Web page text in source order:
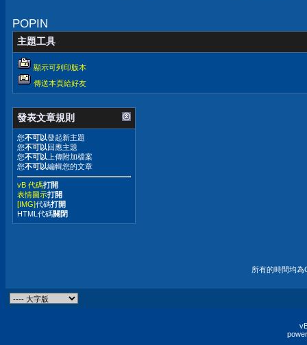
POPIN
主題工具
顯示可列印版本
傳送本頁給好友
發表文章規則
您不可以發起新主題
您不可以 回應主題
您不可以 上傳附加檔案
您不可以編輯您的文章
vB 代碼打開
表情圖示打開
[IMG]代碼打開
HTML代碼關閉
所有的時間均為